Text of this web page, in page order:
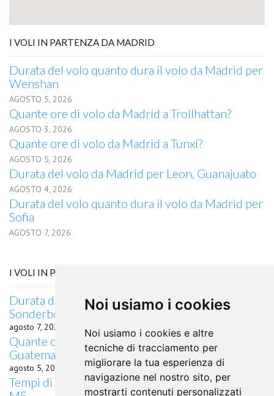
Noi usiamo i cookies
Noi usiamo i cookies e altre
tecniche di tracciamento per
migliorare la tua esperienza di
navigazione nel nostro sito, per
mostrarti contenuti personalizzati
I VOLI IN PARTENZA DA MADRID
Durata del volo quanto dura il volo da Madrid per
Wenshan
AGOSTO 5, 2026
Quante ore di volo da Madrid a Trollhattan?
AGOSTO 3, 2026
Quante ore di volo da Madrid a Tunxi?
AGOSTO 5, 2026
Durata del volo da Madrid per Leon, Guanajuato
AGOSTO 4, 2026
Durata del volo quanto dura il volo da Madrid per
Sofia
AGOSTO 7, 2026
I VOLI IN PARTENZA DA SONDERBORG
Durata del volo quanto dura il volo da
Sonderborg per Ube
agosto 7, 2026
Quante ore di volo da Sonderborg a Città del
Guatemala?
agosto 5, 2026
Tempi di percorrenza volo Sonderborg Augusta,